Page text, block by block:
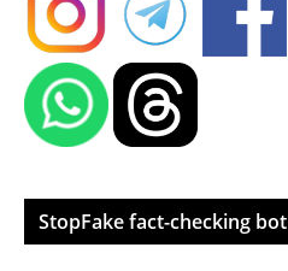
StopFake fact-checking bot